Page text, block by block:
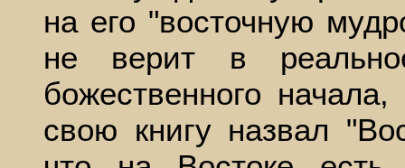
на его "восточную
не верит в
божественного
свою книгу назвал